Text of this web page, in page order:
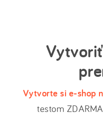
Vytvorte si e-shop
testom